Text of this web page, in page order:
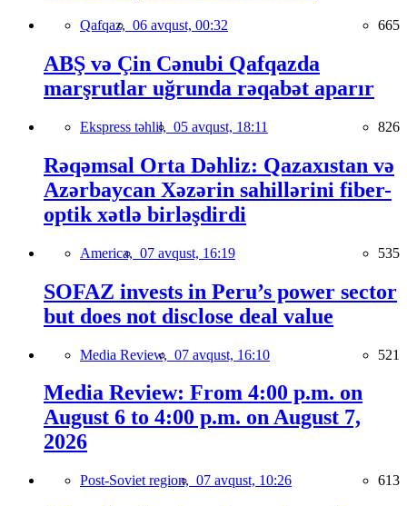
Qafqaz, 06 avqust, 00:32 665
ABŞ və Çin Cənubi Qafqazda
marşrutlar uğrunda rəqabət aparır
Ekspress təhlil, 05 avqust, 18:11 826
Rəqəmsal Orta Dəhliz: Qazaxıstan və
Azərbaycan Xəzərin sahillərini fiber-
optik xətlə birləşdirdi
America, 07 avqust, 16:19 535
SOFAZ invests in Peru’s power sector
but does not disclose deal value
Media Review, 07 avqust, 16:10 521
Media Review: From 4:00 p.m. on
August 6 to 4:00 p.m. on August 7,
2026
Post-Soviet region, 07 avqust, 10:26 613